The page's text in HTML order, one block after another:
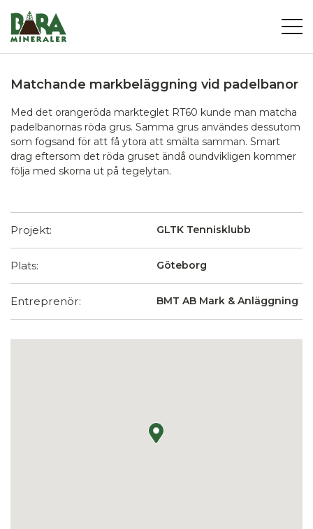
Matchande markbeläggning vid padelbanor
Med det orangeröda markteglet RT60 kunde man matcha
padelbanornas röda grus. Samma grus användes dessutom
som fogsand för att få ytora att smälta samman. Smart
drag eftersom det röda gruset ändå oundvikligen kommer
följa med skorna ut på tegelytan.
Projekt: GLTK Tennisklubb
Plats: Göteborg
Entreprenör: BMT AB Mark & Anläggning